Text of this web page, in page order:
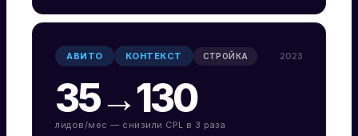
АВИТО КОНТЕКСТ СТРОЙКА 2023
35→130
лидов/мес — снизили CPL в 3 раза